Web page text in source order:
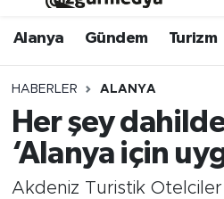
Alanya Gündem Turizm
HABERLER ALANYA
Her şey
‘Alanya için
Akdeniz Turistik
Bölgesel
Dünya
Tüm Manşetler
Son Dakika Haberleri